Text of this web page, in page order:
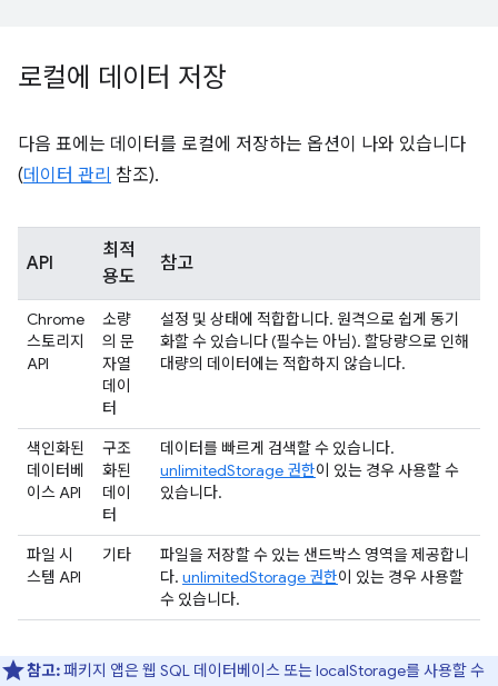
로컬에 데이터 저장
다음 표에는 데이터를 로컬에 저장하는 옵션이 나와 있습니다
(데이터 관리 참조).
API
최적
용도
참고
Chrome
스토리지
API
소량
의 문
자열
데이
터
설정 및 상태에 적합합니다. 원격으로 쉽게 동기
화할 수 있습니다 (필수는 아님). 할당량으로 인해
대량의 데이터에는 적합하지 않습니다.
색인화된
데이터베
이스 API
구조
화된
데이
터
데이터를 빠르게 검색할 수 있습니다.
unlimitedStorage 권한이 있는 경우 사용할 수
있습니다.
파일 시
스템 API
기타
파일을 저장할 수 있는 샌드박스 영역을 제공합니
다. unlimitedStorage 권한이 있는 경우 사용할
수 있습니다.
참고:패키지 앱은 웹 SQL 데이터베이스 또는 localStorage를 사용할 수